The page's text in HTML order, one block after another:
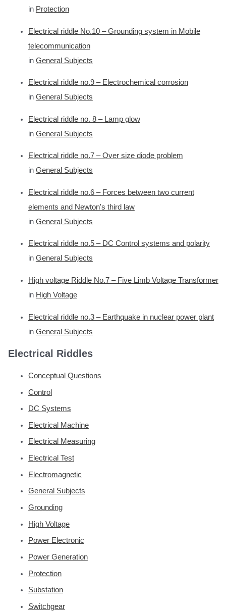
in Protection
Electrical riddle No.10 – Grounding system in Mobile
telecommunication
in General Subjects
Electrical riddle no.9 – Electrochemical corrosion
in General Subjects
Electrical riddle no. 8 – Lamp glow
in General Subjects
Electrical riddle no.7 – Over size diode problem
in General Subjects
Electrical riddle no.6 – Forces between two current
elements and Newton's third law
in General Subjects
Electrical riddle no.5 – DC Control systems and polarity
in General Subjects
High voltage Riddle No.7 – Five Limb Voltage Transformer
in High Voltage
Electrical riddle no.3 – Earthquake in nuclear power plant
in General Subjects
Electrical Riddles
Conceptual Questions
Control
DC Systems
Electrical Machine
Electrical Measuring
Electrical Test
Electromagnetic
General Subjects
Grounding
High Voltage
Power Electronic
Power Generation
Protection
Substation
Switchgear